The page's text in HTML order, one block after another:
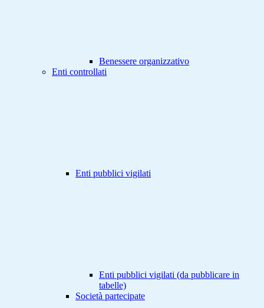
Benessere organizzativo
Enti controllati
Enti pubblici vigilati
Enti pubblici vigilati (da pubblicare in
tabelle)
Società partecipate